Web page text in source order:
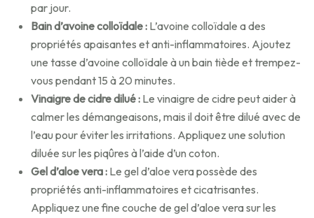
par jour.
Bain d’avoine colloïdale : L’avoine colloïdale a des
propriétés apaisantes et anti-inflammatoires. Ajoutez
une tasse d’avoine colloïdale à un bain tiède et trempez-
vous pendant 15 à 20 minutes.
Vinaigre de cidre dilué : Le vinaigre de cidre peut aider à
calmer les démangeaisons, mais il doit être dilué avec de
l’eau pour éviter les irritations. Appliquez une solution
diluée sur les piqûres à l’aide d’un coton.
Gel d’aloe vera : Le gel d’aloe vera possède des
propriétés anti-inflammatoires et cicatrisantes.
Appliquez une fine couche de gel d’aloe vera sur les